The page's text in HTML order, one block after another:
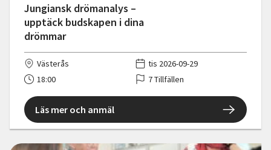
Jungiansk drömanalys –
upptäck budskapen i dina
drömmar
Västerås
tis 2026-09-29
18:00
7 Tillfällen
Läs mer och anmäl